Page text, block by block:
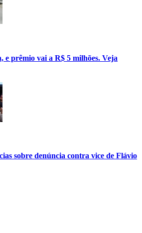
e prêmio vai a R$ 5 milhões. Veja
sobre denúncia contra vice de Flávio